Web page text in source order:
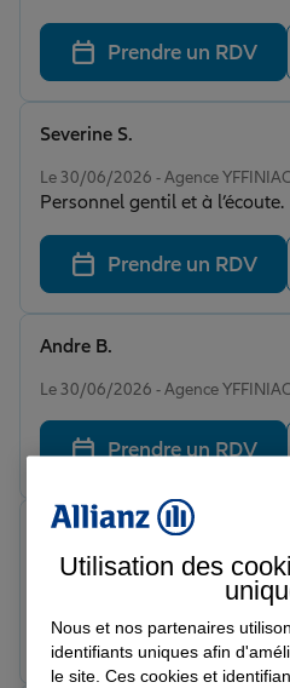
Prendre un RDV
Le 30/06/2026 - Agence YFFINIAC
Personnel gentil et à l’écoute.
Severine S.
Prendre un RDV
Le 30/06/2026 - Agence YFFINIAC
Andre B.
Prendre un RDV
Le 25/06/2026 - Agence YFFINIAC
Topper H.
Prendre un RDV
Utilisation des
Nous et nos partenaires
identifiants uniques afin
le site. Ces cookies et